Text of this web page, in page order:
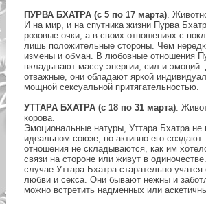
ПУРВА БХАТРА (с 5 по 17 марта).
И на мир, и на спутника жизни Пурва
розовые очки, а в своих отношениях с
лишь положительные стороны. Чем
измены и обман. В любовные отношения
вкладывают массу энергии, сил и
отважные, они обладают яркой
мощной сексуальной притягательностью.
УТТАРА БХАТРА (с 18 по 31 марта).
корова.
Эмоциональные натуры, Уттара Бхатра не
идеальном союзе, но активно его
отношения не складываются, как им
связи на стороне или живут в
случае Уттара Бхатра старательно учатся
любви и секса. Они бывают нежны и
можно встретить надменных или